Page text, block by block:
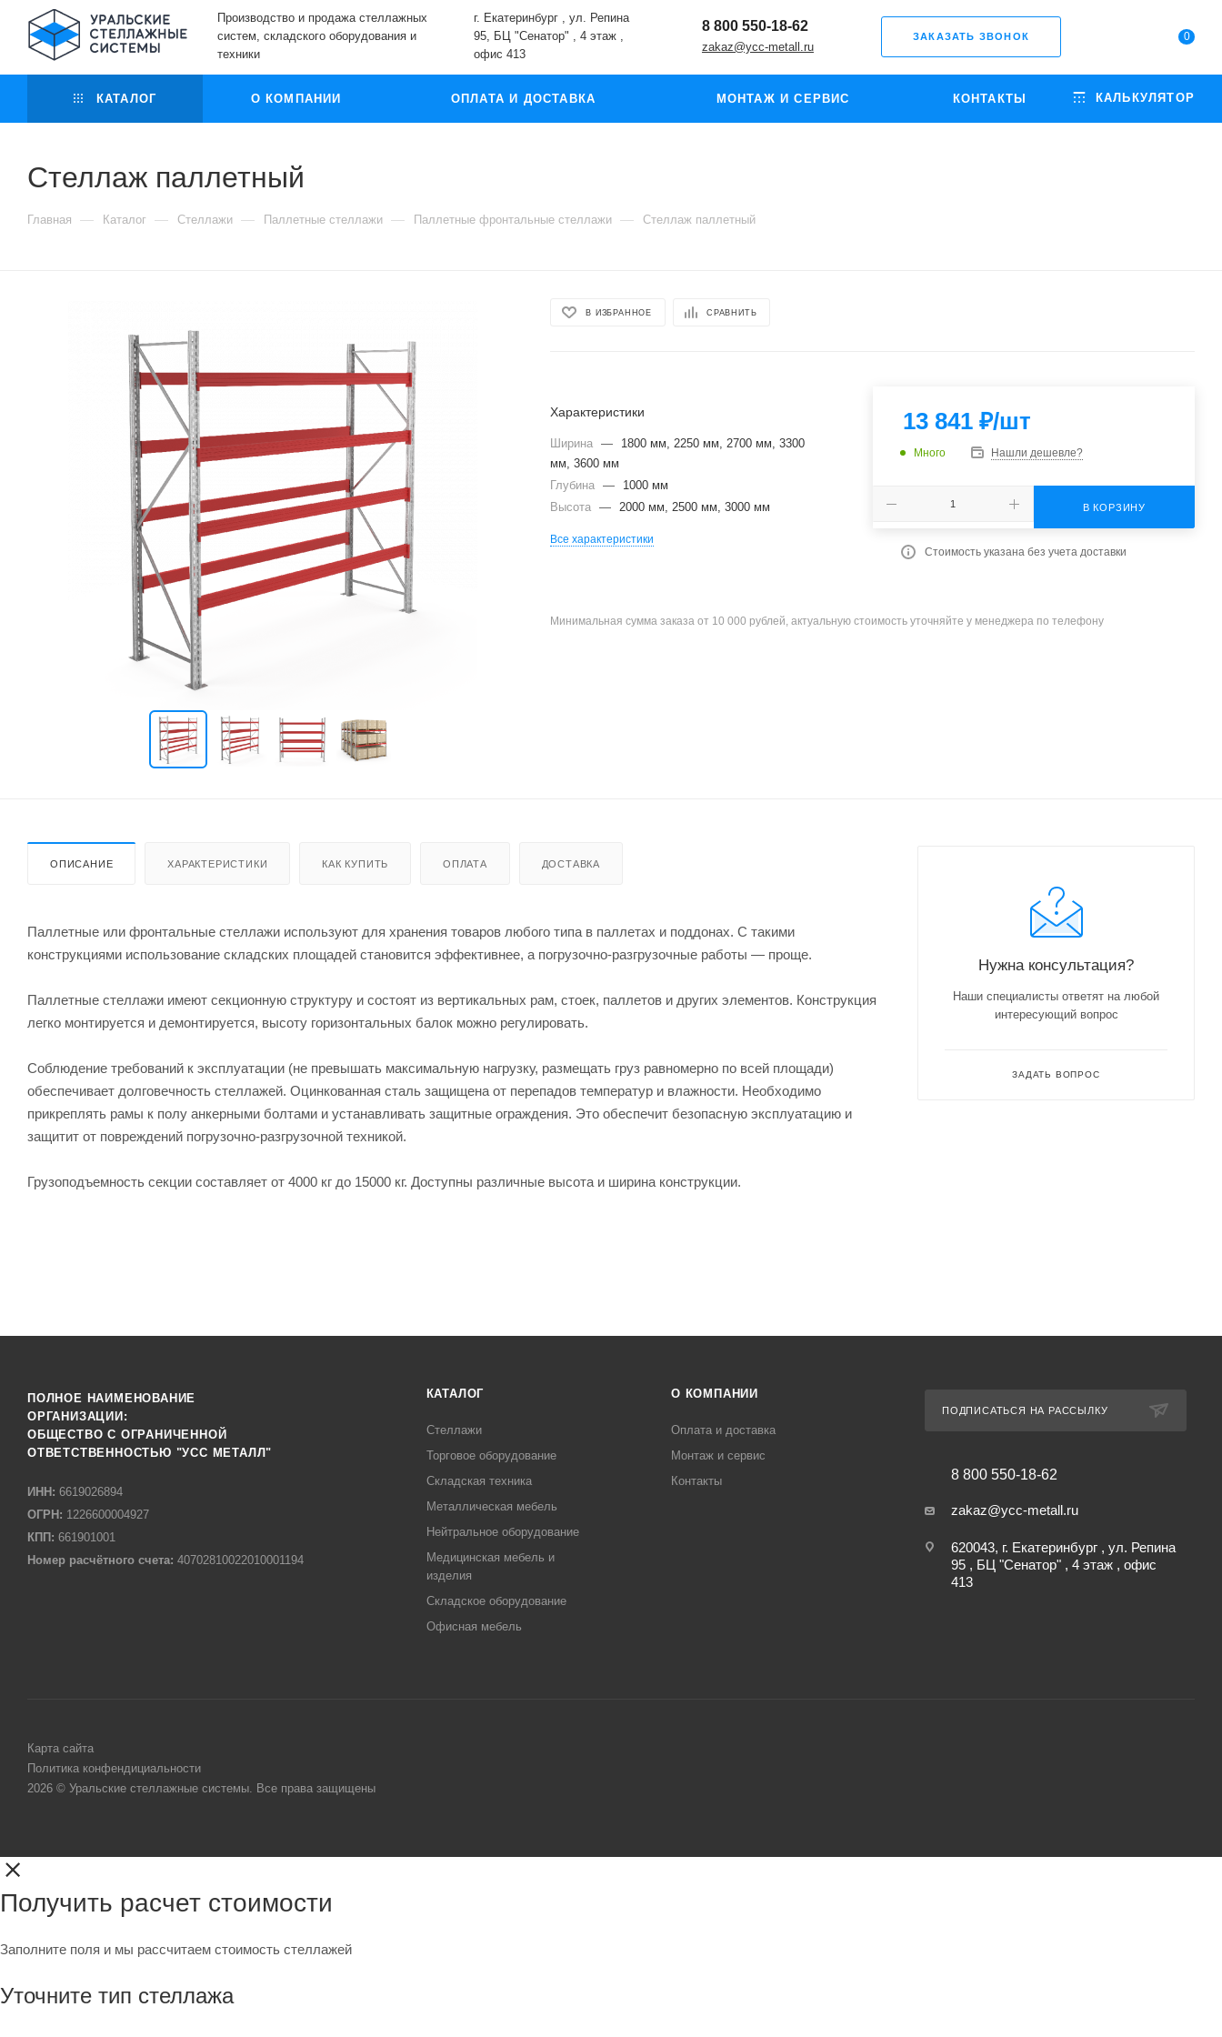
Производство и продажа стеллажных
систем, складского оборудования и
техники
г. Екатеринбург , ул. Репина
95, БЦ "Сенатор" , 4 этаж ,
офис 413
8 800 550-18-62
zakaz@ycc-metall.ru
ЗАКАЗАТЬ ЗВОНОК 0
КАТАЛОГ О КОМПАНИИ ОПЛАТА И ДОСТАВКА МОНТАЖ И СЕРВИС КОНТАКТЫ КАЛЬКУЛЯТОР
Стеллаж паллетный
Главная — Каталог — Стеллажи — Паллетные стеллажи — Паллетные фронтальные стеллажи — Стеллаж паллетный
В ИЗБРАННОЕ СРАВНИТЬ
Характеристики
Ширина —
1800 мм, 2250 мм, 2700 мм, 3300
мм, 3600 мм
Глубина
—
1000 мм
Высота
— 2000 мм, 2500 мм, 3000 мм
Все характеристики
13 841₽/шт
Много Нашли дешевле?
В КОРЗИНУ
Стоимость указана без учета доставки
Минимальная сумма заказа от 10 000 рублей, актуальную стоимость уточняйте у менеджера по телефону
ОПИСАНИЕ ХАРАКТЕРИСТИКИ КАК КУПИТЬ ОПЛАТА ДОСТАВКА
Паллетные или фронтальные стеллажи используют для хранения товаров любого типа в паллетах и поддонах. С такими
конструкциями использование складских площадей становится эффективнее, а погрузочно-разгрузочные работы — проще.
Паллетные стеллажи имеют секционную структуру и состоят из вертикальных рам, стоек, паллетов и других элементов. Конструкция
легко монтируется и демонтируется, высоту горизонтальных балок можно регулировать.
Соблюдение требований к эксплуатации (не превышать максимальную нагрузку, размещать груз равномерно по всей площади)
обеспечивает долговечность стеллажей. Оцинкованная сталь защищена от перепадов температур и влажности. Необходимо
прикреплять рамы к полу анкерными болтами и устанавливать защитные ограждения. Это обеспечит безопасную эксплуатацию и
защитит от повреждений погрузочно-разгрузочной техникой.
Грузоподъемность секции составляет от 4000 кг до 15000 кг. Доступны различные высота и ширина конструкции.
Нужна консультация?
Наши специалисты ответят на любой
интересующий вопрос
ЗАДАТЬ ВОПРОС
ПОЛНОЕ НАИМЕНОВАНИЕ
ОРГАНИЗАЦИИ:
ОБЩЕСТВО С ОГРАНИЧЕННОЙ
ОТВЕТСТВЕННОСТЬЮ "УСС МЕТАЛЛ"
ИНН: 6619026894
ОГРН: 1226600004927
КПП: 661901001
Номер расчётного счета: 40702810022010001194
КАТАЛОГ
Стеллажи
Торговое оборудование
Складская техника
Металлическая мебель
Нейтральное оборудование
Медицинская мебель и
изделия
Складское оборудование
Офисная мебель
О КОМПАНИИ
Оплата и доставка
Монтаж и сервис
Контакты
ПОДПИСАТЬСЯ НА РАССЫЛКУ
8 800 550-18-62
zakaz@ycc-metall.ru
620043, г. Екатеринбург , ул. Репина
95 , БЦ "Сенатор" , 4 этаж , офис
413
Карта сайта
Политика конфендициальности
2026 © Уральские стеллажные системы. Все права защищены
Получить расчет стоимости
Заполните поля и мы рассчитаем стоимость стеллажей
Уточните тип стеллажа